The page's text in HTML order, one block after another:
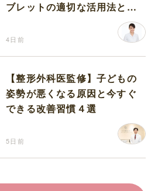
ブレットの適切な活用法と水
4日前
【整形外科医監修】子どもの
姿勢が悪くなる原因と今すぐ
できる改善習慣４選
5日前